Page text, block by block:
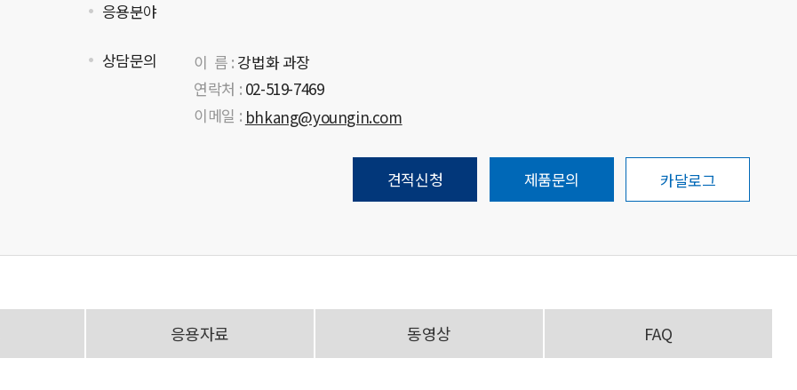
응용분야
상담문의 이 름 : 강법화 과장
연락처 : 02-519-7469
이메일 : bhkang@youngin.com
견적신청 제품문의 카달로그
응용자료 동영상 FAQ